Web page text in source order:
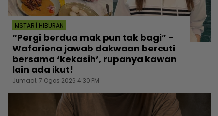
MSTAR | HIBURAN
“Pergi berdua mak pun tak bagi” -
Wafariena jawab dakwaan bercuti
bersama ‘kekasih’, rupanya kawan
lain ada ikut!
Jumaat, 7 Ogos 2026 4:30 PM